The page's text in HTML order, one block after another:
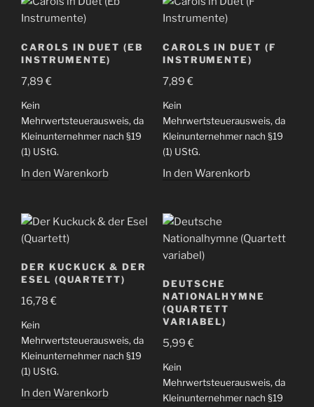
CAROLS IN DUET (EB
INSTRUMENTE)
7,89€
Kein
Mehrwertsteuerausweis, da
Kleinunternehmer nach §19
(1) UStG.
In den Warenkorb
CAROLS IN DUET (F
INSTRUMENTE)
7,89€
Kein
Mehrwertsteuerausweis, da
Kleinunternehmer nach §19
(1) UStG.
In den Warenkorb
DER KUCKUCK & DER
ESEL (QUARTETT)
16,78€
Kein
Mehrwertsteuerausweis, da
Kleinunternehmer nach §19
(1) UStG.
In den Warenkorb
DEUTSCHE
NATIONALHYMNE
(QUARTETT
VARIABEL)
5,99€
Kein
Mehrwertsteuerausweis, da
Kleinunternehmer nach §19